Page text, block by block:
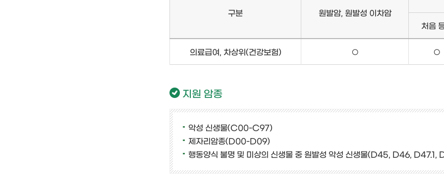
구분 원발암, 원발성 이차암
처음
의료급여, 차상위(건강보험) ○ ○
지원 암종
악성 신생물(C00-C97)
제자리암종(D00-D09)
행동양식 불명 및 미상의 신생물 중 원발성 악성 신생물(D45, D46,